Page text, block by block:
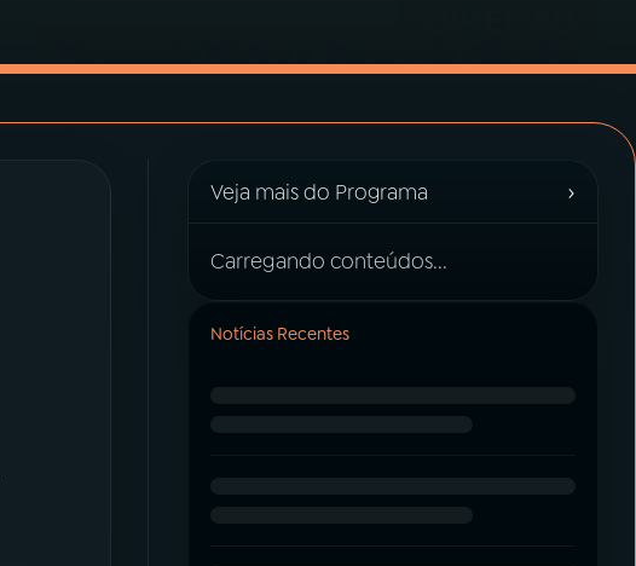
Veja mais do Programa ›
Carregando conteúdos...
Notícias Recentes